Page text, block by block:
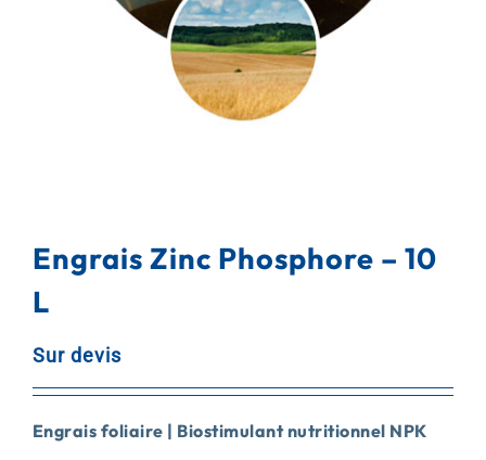
Engrais Zinc Phosphore – 10
L
Sur devis
Engrais foliaire | Biostimulant nutritionnel NPK